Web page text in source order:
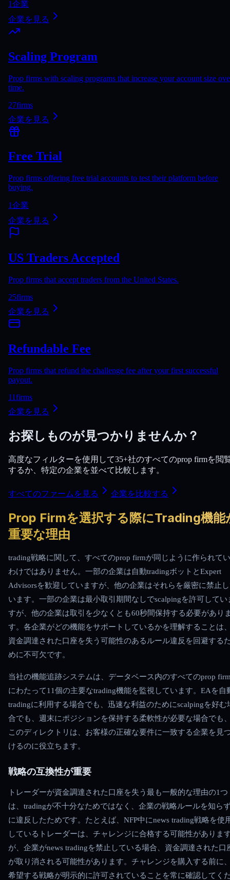
1企業
企業を見る
Scaling Program
Prop firms with scaling programs that increase your account size
time.
27firms
企業を見る
Free Trial
Prop firms offering free trial accounts to test their platform before
buying.
1企業
企業を見る
US Traders Accepted
Prop firms that accept traders from the United States.
25firms
企業を見る
Refundable Fee
Prop firms that refund the challenge fee after your first successful
payout.
11firms
企業を見る
お探しものが見つかりませんか？
高度なフィルターを使用して35+社のすべてのprop firmを閲
するか、特定の企業を並べて比較します。
すべてのファームを見る 企業を比較する
Prop Firmを選択する際にTrading機能
重要な理由
trading戦略に関して、すべてのprop firmが同じように作られて
わけではありません。一部の企業は自動tradingボットとExpert
Advisorsを歓迎していますが、他の企業はそれらを厳密に禁止
います。一部の企業は最小取引期間なしでscalpingを許可してい
すが、他の企業は取引を少なくとも60秒間保持する必要があり
す。各企業がどの機能をサポートしているかを理解することは
資金調達された口座を失う可能性のあるルール違反を回避する
めに不可欠です。
当社の機能追跡システムは、データベース内のすべてのprop
にわたって11個の主要なtrading機能を監視しています。EAを自
tradingに利用する場合でも、迅速な利益のためにscalpingを好む
合でも、週末にポジションを保持する柔軟性が必要な場合でも
このディレクトリは、お客様の正確な要件に一致する企業を見
けるのに役立ちます。
戦略の互換性が重要
トレーダーが資金調達された口座を失う最も一般的な理由の1つ
は、tradingが不十分なためではなく、企業の戦略ルールを知ら
に違反したためです。たとえば、NFP中にnews trading戦略を使
しているトレーダーは、チャレンジに合格する可能性がありま
が、企業がnews tradingを禁止している場合、資金調達された口
が取り消される可能性があります。チャレンジを購入する前に
希望する戦略が明示的に許可されていることを常に確認してく